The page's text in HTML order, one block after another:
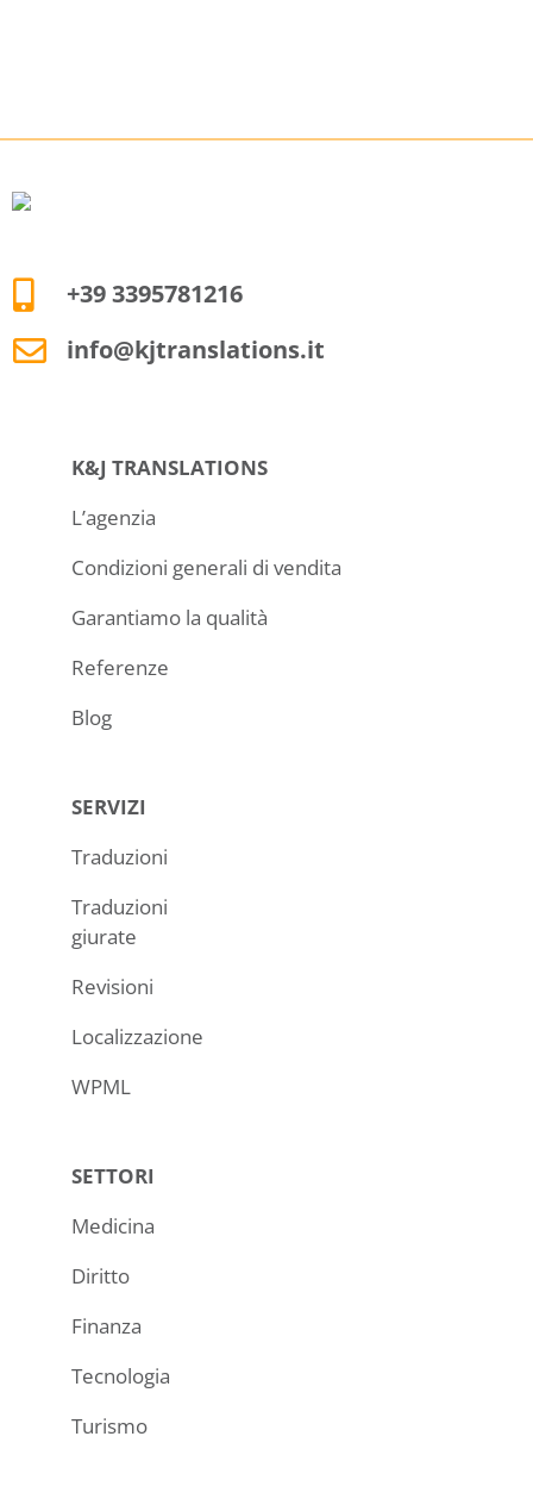
+39 3395781216
info@kjtranslations.it
K&J TRANSLATIONS
L’agenzia
Condizioni generali di vendita
Garantiamo la qualità
Referenze
Blog
SERVIZI
Traduzioni
Traduzioni
giurate
Revisioni
Localizzazione
WPML
SETTORI
Medicina
Diritto
Finanza
Tecnologia
Turismo